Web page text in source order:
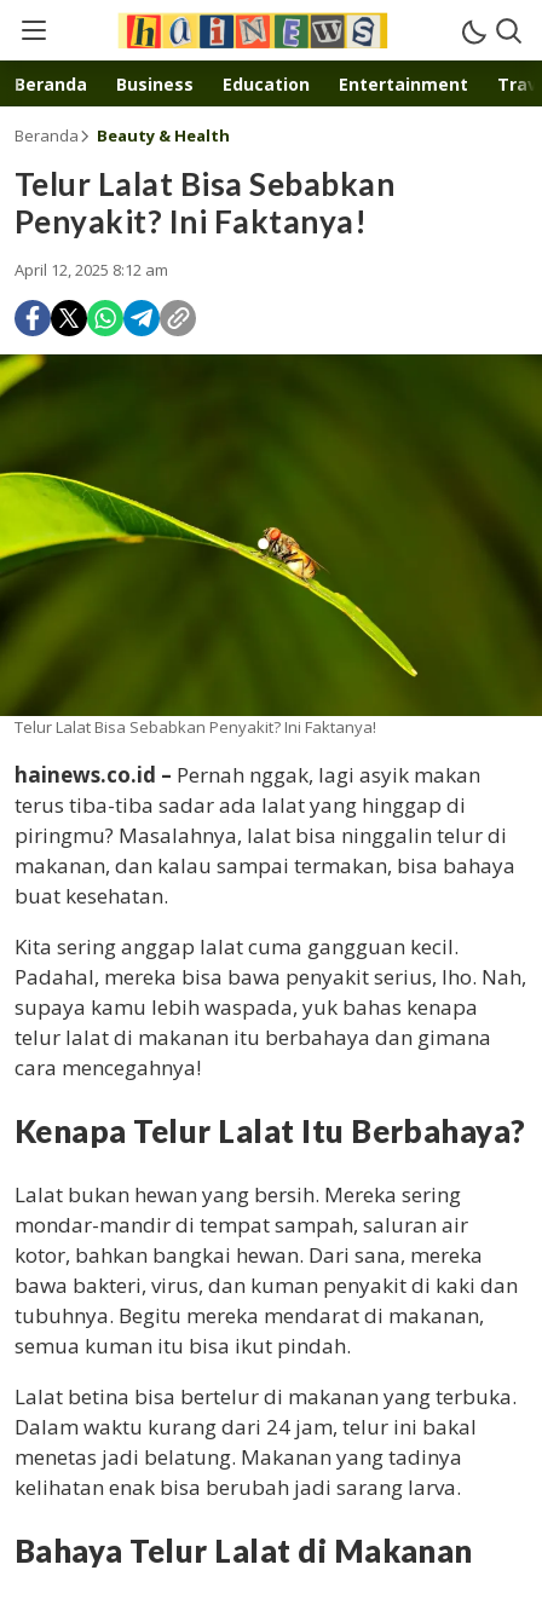
Inspirasi muda karya mandiri
Beranda Business Education Entertainment
Beranda Beauty & Health
Telur Lalat Bisa Sebabkan
Penyakit? Ini Faktanya!
April 12, 2025 8:12 am
Telur Lalat Bisa Sebabkan Penyakit? Ini Faktanya!
hainews.co.id – Pernah nggak, lagi asyik makan
terus tiba-tiba sadar ada lalat yang hinggap di
piringmu? Masalahnya, lalat bisa ninggalin telur di
makanan, dan kalau sampai termakan, bisa bahaya
buat kesehatan.
Kita sering anggap lalat cuma gangguan kecil.
Padahal, mereka bisa bawa penyakit serius, lho. Nah,
supaya kamu lebih waspada, yuk bahas kenapa
telur lalat di makanan itu berbahaya dan gimana
cara mencegahnya!
Kenapa Telur Lalat Itu Berbahaya?
Lalat bukan hewan yang bersih. Mereka sering
mondar-mandir di tempat sampah, saluran air
kotor, bahkan bangkai hewan. Dari sana, mereka
bawa bakteri, virus, dan kuman penyakit di kaki dan
tubuhnya. Begitu mereka mendarat di makanan,
semua kuman itu bisa ikut pindah.
Lalat betina bisa bertelur di makanan yang terbuka.
Dalam waktu kurang dari 24 jam, telur ini bakal
menetas jadi belatung. Makanan yang tadinya
kelihatan enak bisa berubah jadi sarang larva.
Bahaya Telur Lalat di Makanan